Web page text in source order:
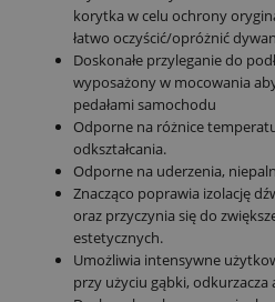
korytka w celu ochrony
łatwo oczyścić/opróżnić
Doskonałe przyleganie do
wyposażony w mocowania
pedałami samochodu
Odporne na różnice
odkształcania.
Odporne na uderzenia,
Znacząco poprawia izolację
oraz przyczynia się do
estetycznych.
Umożliwia intensywne
przy użyciu gąbki,